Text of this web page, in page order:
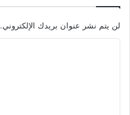
لن يتم نشر عنوان بريدك الإلكتروني.